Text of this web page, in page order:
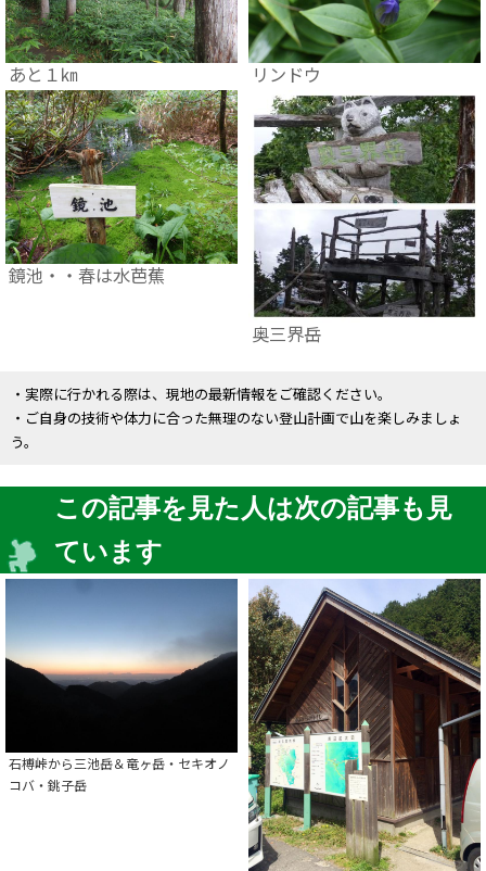
あと１㎞ リンドウ
鏡池・・春は水芭蕉
奥三界岳
・実際に行かれる際は、現地の最新情報をご確認ください。
・ご自身の技術や体力に合った無理のない登山計画で山を楽しみましょ
う。
この記事を見た人は次の記事も見
ています
石榑峠から三池岳＆竜ヶ岳・セキオノ
コバ・銚子岳